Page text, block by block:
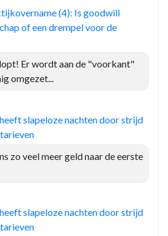
(4): Is goodwill
of een drempel voor de
Er wordt aan de "voorkant"
omgezet...
slapeloze nachten door strijd
zo veel meer geld naar de eerste
slapeloze nachten door strijd